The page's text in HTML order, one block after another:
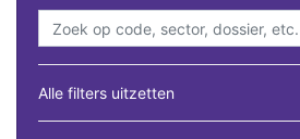
Alle filters uitzetten